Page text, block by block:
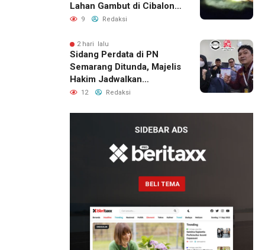
Lahan Gambut di Cibalong,
Permukiman Warga
9 Redaksi
2 hari lalu
Sidang Perdata di PN
Semarang Ditunda, Majelis
Hakim Jadwalkan
Pemanggilan Ulang BPR
12 Redaksi
23 jam lalu
Pemilik
Royal
Phone